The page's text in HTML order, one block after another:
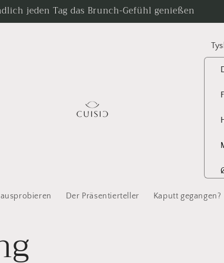
jeden Tag das Brunch-Gefühl genießen
ausprobieren Der Präsentierteller Kaputt gegangen?
L
a
r
å